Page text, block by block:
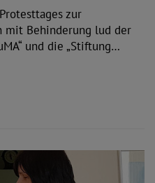
zur
mit Behinderung lud der
und die „Stiftung…